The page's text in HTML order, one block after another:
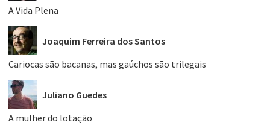
A Vida Plena
Joaquim Ferreira dos Santos
Cariocas são bacanas, mas gaúchos são trilegais
Juliano Guedes
A mulher do lotação